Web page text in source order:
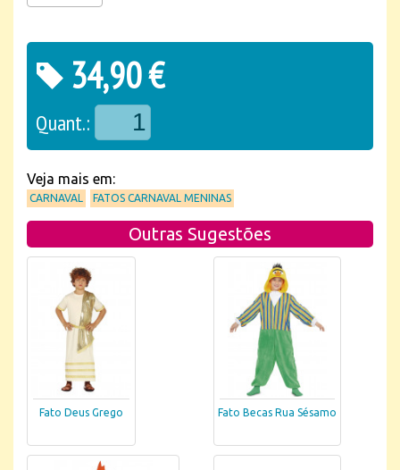
34,90 €
Quant.:
Veja mais em:
CARNAVAL FATOS CARNAVAL MENINAS
Outras Sugestões
Fato Deus Grego Fato Becas Rua Sésamo